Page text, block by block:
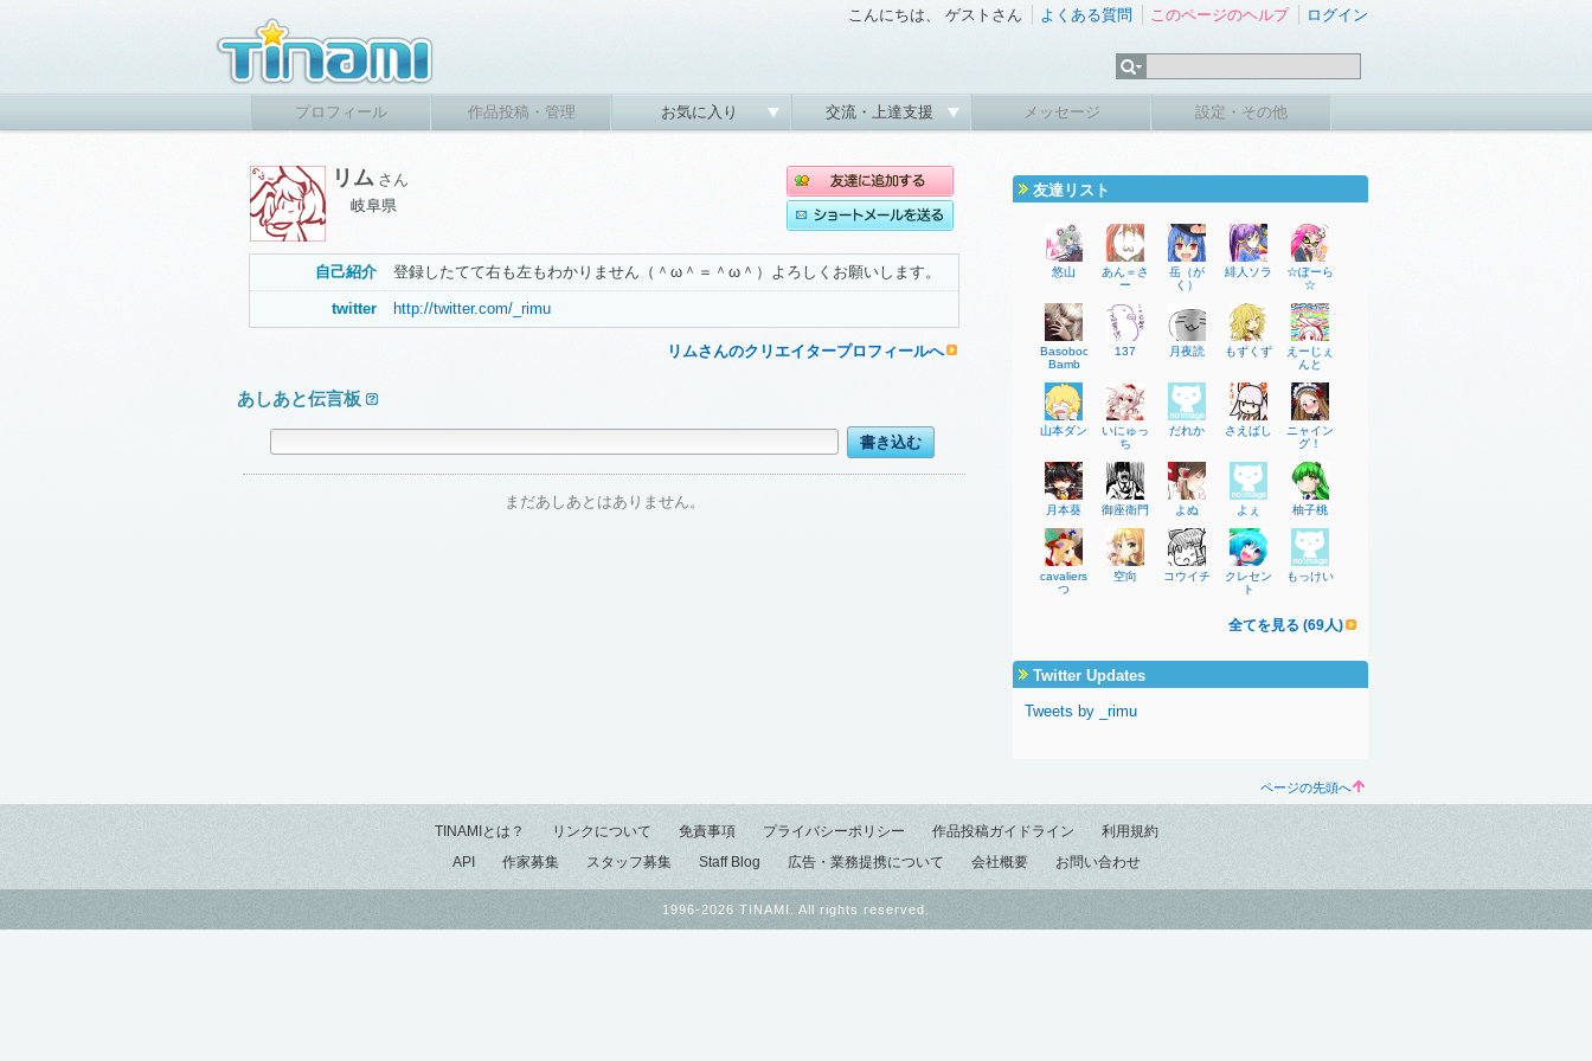
こんにちは、 ゲストさん よくある質問 このページのヘルプ ログイン
プロフィール 作品投稿・管理 お気に入り 交流・上達支援 メッセージ 設定・その他
リム さん
岐阜県
自己紹介 登録したてて右も左もわかりません（＾ω＾＝＾ω＾）よろしくお願いします。
twitter http://twitter.com/_rimu
リムさんのクリエイタープロフィールへ
あしあと伝言板
まだあしあとはありません。
友達リスト
悠山
あん＝さ
ー
岳（が
く）
緋人ソラ
☆ぽーら
☆
Basoboo・
Bamb
137 月夜読 もずくず
えーじぇ
んと
山本ダン
いにゅっ
ち
だれか さえばし
ニャイン
グ！
月本葵 御座衛門 よぬ よぇ 柚子桃
cavaliers@
つ
空向 コウイチ
クレセン
ト
もっけい
全てを見る (69人)
Twitter Updates
Tweets by _rimu
ページの先頭へ
TINAMIとは？ リンクについて 免責事項 プライバシーポリシー 作品投稿ガイドライン
利用規約
API
作家募集 スタッフ募集 Staff Blog 広告・業務提携について 会社概要 お問い合わせ
1996-2026 TINAMI. All rights reserved.